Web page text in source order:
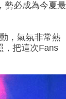
勢必成為今夏最
，氣氛非常熱
，把這次Fans